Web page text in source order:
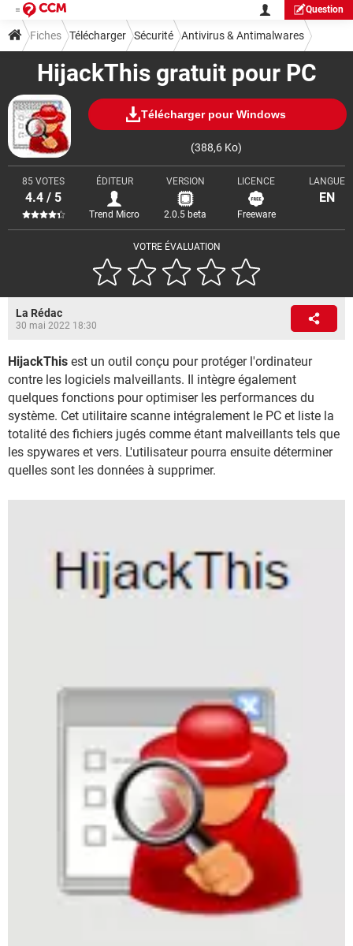
Question
HijackThis gratuit pour PC
Télécharger pour Windows
(388,6 Ko)
VOTRE ÉVALUATION
85 VOTES
4.4 / 5
ÉDITEUR
Trend Micro
VERSION
2.0.5 beta
LICENCE
Freeware
LANGUE
EN
Fiches Télécharger Sécurité Antivirus & Antimalwares
La Rédac
30 mai 2022 18:30
HijackThis est un outil conçu pour protéger l'ordinateur
contre les logiciels malveillants. Il intègre également
quelques fonctions pour optimiser les performances du
système. Cet utilitaire scanne intégralement le PC et liste la
totalité des fichiers jugés comme étant malveillants tels que
les spywares et vers. L'utilisateur pourra ensuite déterminer
quelles sont les données à supprimer.